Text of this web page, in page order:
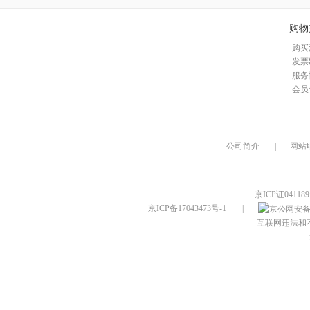
购
购
发
服
会
公司简介 网站
京ICP证
京ICP备17043473号-1
互联网违法和